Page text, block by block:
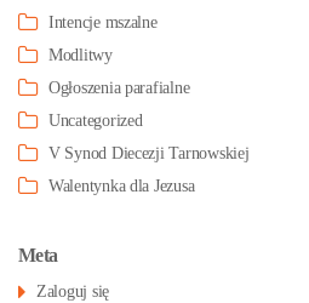
Intencje mszalne
Modlitwy
Ogłoszenia parafialne
Uncategorized
V Synod Diecezji Tarnowskiej
Walentynka dla Jezusa
Meta
Zaloguj się